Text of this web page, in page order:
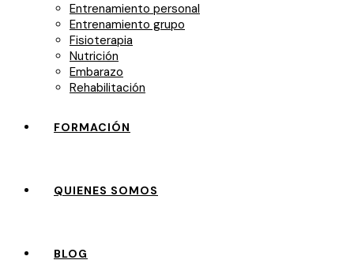
Entrenamiento personal
Entrenamiento grupo
Fisioterapia
Nutrición
Embarazo
Rehabilitación
FORMACIÓN
QUIENES SOMOS
BLOG